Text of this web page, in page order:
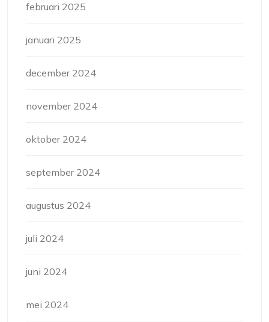
februari 2025
januari 2025
december 2024
november 2024
oktober 2024
september 2024
augustus 2024
juli 2024
juni 2024
mei 2024